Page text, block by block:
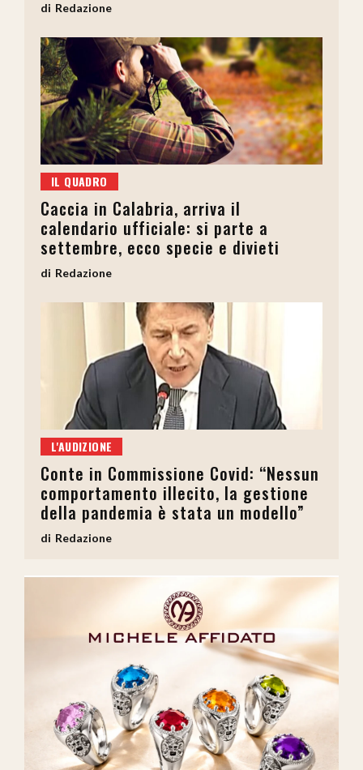
Redazione
IL QUADRO
Caccia in Calabria, arriva il
calendario ufficiale: si parte a
settembre, ecco specie e divieti
Redazione
L'AUDIZIONE
Conte in Commissione Covid: “Nessun
comportamento illecito, la gestione
della pandemia è stata un modello”
Redazione